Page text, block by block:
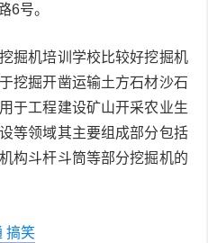
6号。
掘机培训学校比较好挖掘机
挖掘开凿运输土方石材沙石
于工程建设矿山开采农业生
等领域其主要组成部分包括
构斗杆斗筒等部分挖掘机的
搞笑